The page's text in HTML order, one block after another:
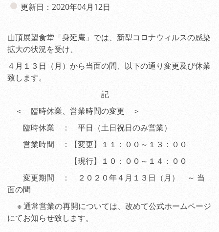
更新日：2020年04月12日
山頂展望食堂「身延庵」では、新型コロナウィルスの感染
拡大の状況を受け、
４月１３日（月）から当面の間、以下の通り変更及び休業
致します。
記
＜ 臨時休業、営業時間の変更 ＞
臨時休業 ： 平日（土日祝日のみ営業）
営業時間 ：【変更】１１：００～１３：００
【現行】１０：００～１４：００
変更期間 ： ２０２０年４月１３日（月） ～ 当
面の間
※ 通常営業の再開については、改めて公式ホームページ
にてお知らせ致します。